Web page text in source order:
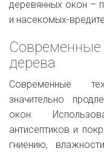
деревянных окон –
и насекомых-
Современные
дерева
Современные
значительно
окон.
антисептиков и
гниению,